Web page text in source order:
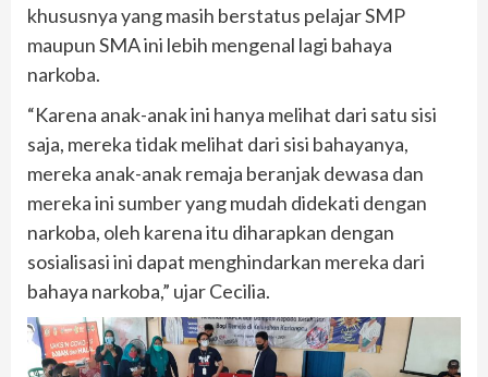
khususnya yang masih berstatus pelajar SMP
maupun SMA ini lebih mengenal lagi bahaya
narkoba.
“Karena anak-anak ini hanya melihat dari satu sisi
saja, mereka tidak melihat dari sisi bahayanya,
mereka anak-anak remaja beranjak dewasa dan
mereka ini sumber yang mudah didekati dengan
narkoba, oleh karena itu diharapkan dengan
sosialisasi ini dapat menghindarkan mereka dari
bahaya narkoba,” ujar Cecilia.